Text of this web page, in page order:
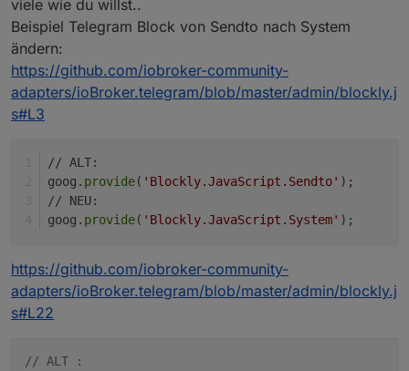
viele wie du willst..
Beispiel Telegram Block von Sendto nach System
ändern:
https://github.com/iobroker-community-
adapters/ioBroker.telegram/blob/master/admin/blockly.j
s#L3
// ALT:
goog. provide( 'Blockly.JavaScript.Sendto' );
// NEU:
goog. provide( 'Blockly.JavaScript.System' );
https://github.com/iobroker-community-
adapters/ioBroker.telegram/blob/master/admin/blockly.j
s#L22
// ALT :